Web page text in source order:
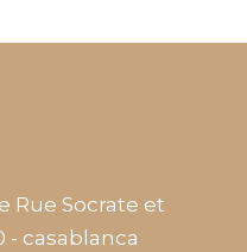
Rue Socrate et
- casablanca